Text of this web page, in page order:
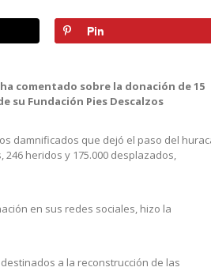
Pin
comentado sobre la donación de 15
su Fundación Pies Descalzos
damnificados que dejó el paso del
heridos y 175.000 desplazados,
en sus redes sociales, hizo la
a la reconstrucción de las